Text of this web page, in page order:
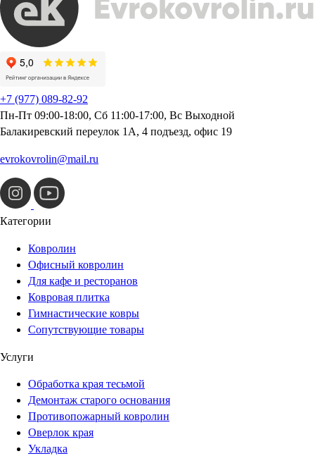
+7 (977) 089-82-92
Пн-Пт 09:00-18:00, Сб 11:00-17:00, Вс Выходной
Балакиревский переулок 1А, 4 подъезд, офис 19
evrokovrolin@mail.ru
Категории
Ковролин
Офисный ковролин
Для кафе и ресторанов
Ковровая плитка
Гимнастические ковры
Сопутствующие товары
Услуги
Обработка края тесьмой
Демонтаж старого основания
Противопожарный ковролин
Оверлок края
Укладка